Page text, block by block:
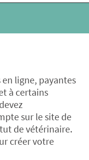
ligne, payantes
à certains
sur le site de
de vétérinaire.
créer votre